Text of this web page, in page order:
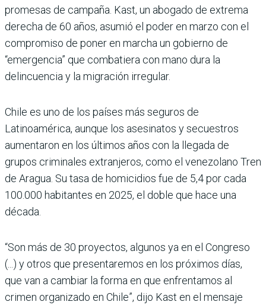
promesas de campaña. Kast, un abogado de extrema
derecha de 60 años, asumió el poder en marzo con el
compromiso de poner en marcha un gobierno de
“emergencia” que combatiera con mano dura la
delincuencia y la migración irregular.
Chile es uno de los países más seguros de
Latinoamérica, aunque los asesinatos y secuestros
aumentaron en los últimos años con la llegada de
grupos criminales extranjeros, como el venezolano Tren
de Aragua. Su tasa de homicidios fue de 5,4 por cada
100.000 habitantes en 2025, el doble que hace una
década.
“Son más de 30 proyectos, algunos ya en el Congreso
(...) y otros que presentaremos en los próximos días,
que van a cambiar la forma en que enfrentamos al
crimen organizado en Chile”, dijo Kast en el mensaje